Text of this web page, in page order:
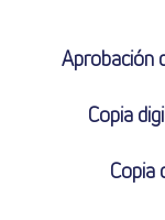
Aprobación
Copia
Copia